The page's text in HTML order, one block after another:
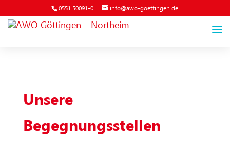
0551 50091-0 info@awo-goettingen.de
Unsere
Begegnungsstellen